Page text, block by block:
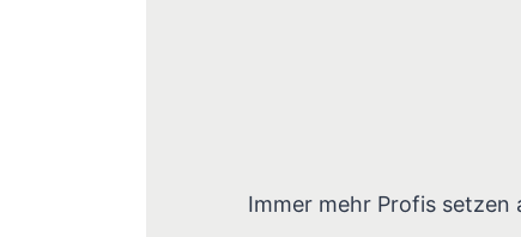
Immer mehr Profis setzen